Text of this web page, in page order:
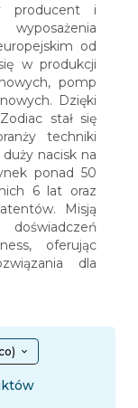
producent i
od
w produkcji
pomp
Dzięki
stał się
techniki
nacisk na
ponad 50
6 lat oraz
Misją
oferując
dla